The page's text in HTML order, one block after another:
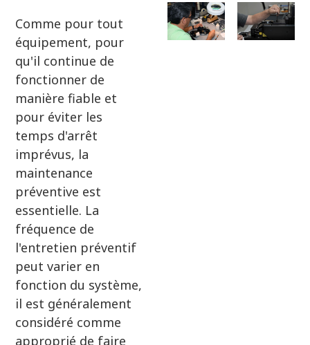
Comme pour tout
équipement, pour
qu'il continue de
fonctionner de
manière fiable et
pour éviter les
temps d'arrêt
imprévus, la
maintenance
préventive est
essentielle. La
fréquence de
l'entretien préventif
peut varier en
fonction du système,
il est généralement
considéré comme
approprié de faire